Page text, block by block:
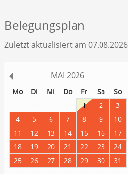
Belegungsplan
Zuletzt aktualisiert am 07.08.2026
MAI 2026
Mo Di Mi Do Fr Sa
So
1 2
3
4
5 6 7 8 9
10
11
12 13 14 15 16
17
18
19 20 21 22 23
24
25
26 27 28 29 30
31